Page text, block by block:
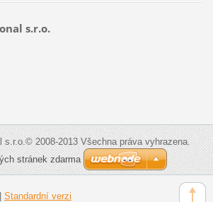
s.r.o.
s.r.o.© 2008-2013 Všechna práva vyhrazena.
stránek zdarma
Standardní verzi